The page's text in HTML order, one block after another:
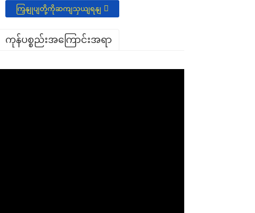
ကြှနျုပျတို့ကိုဆကျသှယျရနျ
ကုန်ပစ္စည်းအကြောင်းအရာ